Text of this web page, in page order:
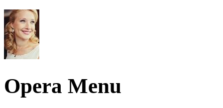
Opera Menu